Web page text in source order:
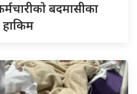
बदमासीका